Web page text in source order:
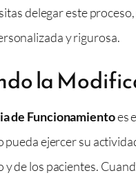
delegar este
y rigurosa.
la
de Funcionamientoes
ejercer su
y de los pacientes.